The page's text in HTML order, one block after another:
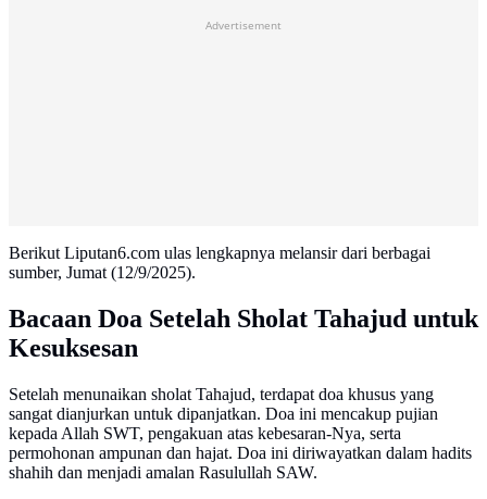
Advertisement
Berikut Liputan6.com ulas lengkapnya melansir dari berbagai
sumber, Jumat (12/9/2025).
Bacaan Doa Setelah Sholat Tahajud untuk
Kesuksesan
Setelah menunaikan sholat Tahajud, terdapat doa khusus yang
sangat dianjurkan untuk dipanjatkan. Doa ini mencakup pujian
kepada Allah SWT, pengakuan atas kebesaran-Nya, serta
permohonan ampunan dan hajat. Doa ini diriwayatkan dalam hadits
shahih dan menjadi amalan Rasulullah SAW.